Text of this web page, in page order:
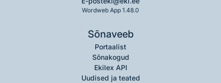
Wordweb App 1.48.0
Sõnaveeb
Portaalist
Sõnakogud
Ekilex API
Uudised ja teated